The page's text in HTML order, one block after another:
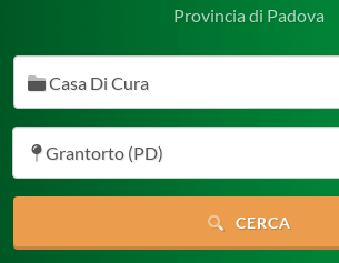
Provincia di Padova
Casa Di Cura
Grantorto (PD)
CERCA